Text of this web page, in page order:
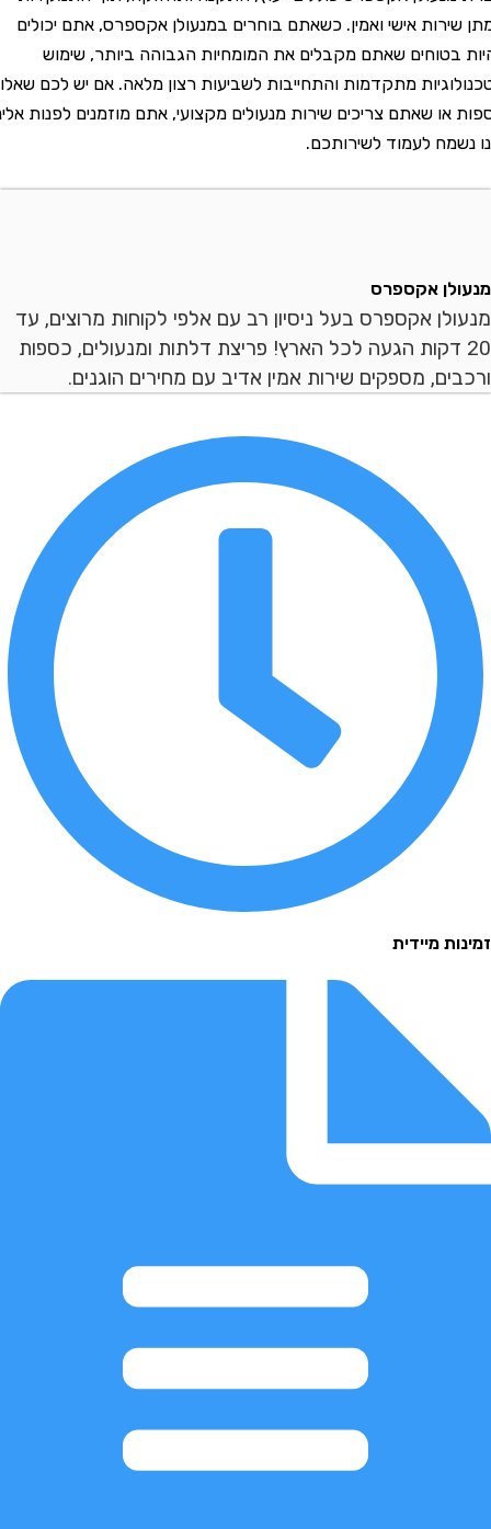
אישי ואמין. כשאתם בוחרים במנעולן אקספרס, אתם יכולים
שאתם מקבלים את המומחיות הגבוהה ביותר, שימוש
מתקדמות והתחייבות לשביעות רצון מלאה. אם יש לכם שאלות
שאתם צריכים שירות מנעולים מקצועי, אתם מוזמנים לפנות אלינו
לעמוד לשירותכם.
אקספרס
אקספרס בעל ניסיון רב עם אלפי לקוחות מרוצים, עד
דקות הגעה לכל הארץ! פריצת דלתות ומנעולים, כספות
מספקים שירות אמין אדיב עם מחירים הוגנים.
מיידית